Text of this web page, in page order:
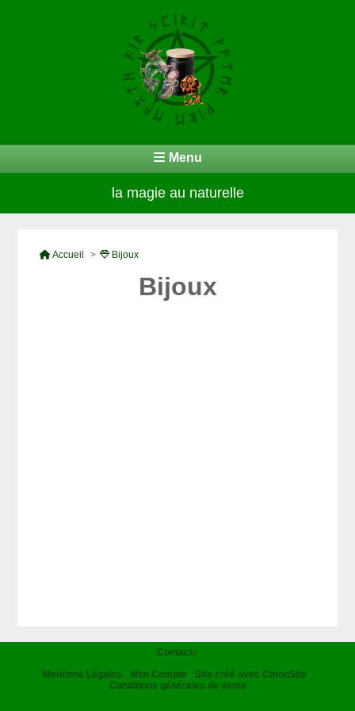
Menu
la magie au naturelle
Accueil Bijoux
Bijoux
Contacte
Mentions Légales
Mon Compte
Site créé avec CmonSite
Conditions générales de vente